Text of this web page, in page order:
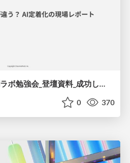
AIxIoTビジネス共創ラボ勉強会_登壇資料_成功してる企業は何が違う_AI定着化の現場レポート_20251203.pdf
0 370